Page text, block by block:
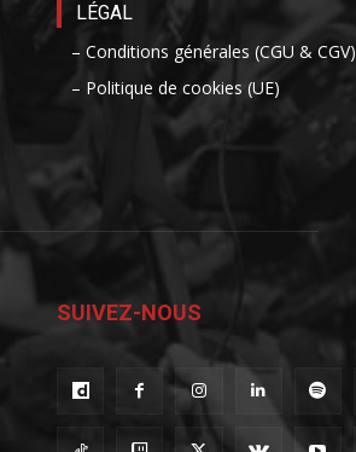
LÉGAL
– Conditions générales (CGU & CGV)
– Politique de cookies (UE)
SUIVEZ-NOUS